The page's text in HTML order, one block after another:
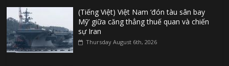
(Tiếng Việt) Việt Nam ‘đón tàu sân bay
Mỹ’ giữa căng thẳng thuế quan và chiến
sự Iran
Thursday August 6th, 2026